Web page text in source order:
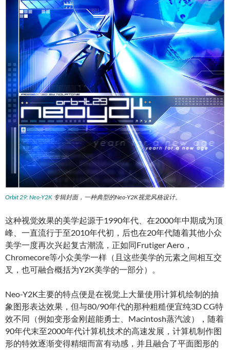
Orbit 29: Neo-Y2K 专辑封面，一种典型的Neo-Y2K视觉风格设计。
这种视觉效果的美学起源于1990年代、在2000年中期成为顶
峰、一直流行于至2010年代初，后也在20年代随着其他小众
美学一度再次兴起复古潮流，正如同Frutiger Aero，
Chromecore等小众美学一样（且这些美学的元素之间相互交
叉，也可融合概括为Y2K美学的一部分）。
Neo-Y2K主要的特点便是在视觉上大量使用计算机绘制的抽
象图形表达效果，但与80/90年代的那种粗糙便宜纯3D CG特
效不同（例如变形金刚超能勇士、Macintosh蒸汽波），随着
90年代末至2000年代计算机技术的高速发展，计算机制作图
形的特效逐渐变得精细而富有动感，并且融合了平面图形的